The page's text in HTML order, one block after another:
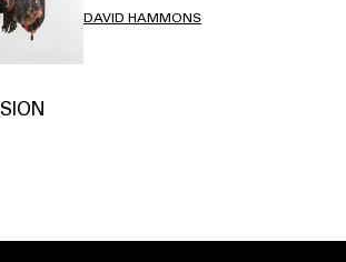
DAVID HAMMONS